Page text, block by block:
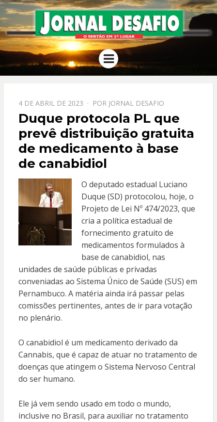
JORNAL
DESAFIO
O Sertão em 1º Lugar
Menu
PPOSTADO
EM
4 DE ABRIL DE 2023 POR JORNAL DESAFIO
Duque protocola PL que
prevê distribuição gratuita
de medicamento à base
de canabidiol
O deputado estadual Luciano
Duque (SD) protocolou, hoje, o
Projeto de Lei Nº 474/2023, que
cria a política estadual de
fornecimento gratuito de
medicamentos formulados à
base de canabidiol, nas
unidades de saúde públicas e privadas
conveniadas ao Sistema Único de Saúde (SUS) em
Pernambuco. A matéria ainda irá passar pelas
comissões pertinentes, antes de ir para votação
no plenário.
O canabidiol é um medicamento derivado da
Cannabis, que é capaz de atuar no tratamento de
doenças que atingem o Sistema Nervoso Central
do ser humano.
Ele já vem sendo usado em todo o mundo,
inclusive no Brasil, para auxiliar no tratamento